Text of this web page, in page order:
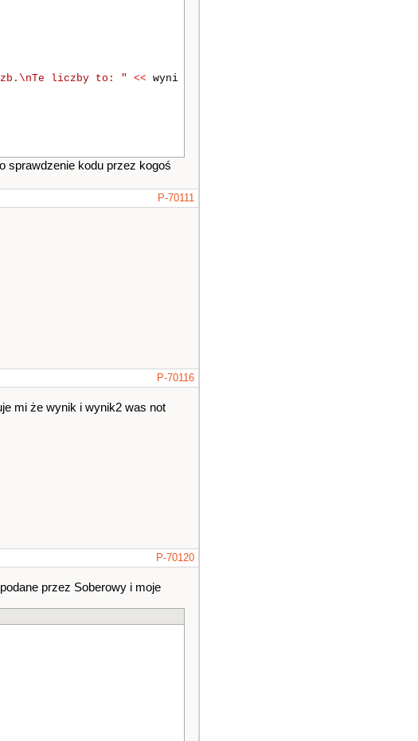
liczby to: " << wyni
sprawdzenie kodu przez kogoś
P-70111
P-70116
mi że wynik i wynik2 was not
P-70120
przez Soberowy i moje